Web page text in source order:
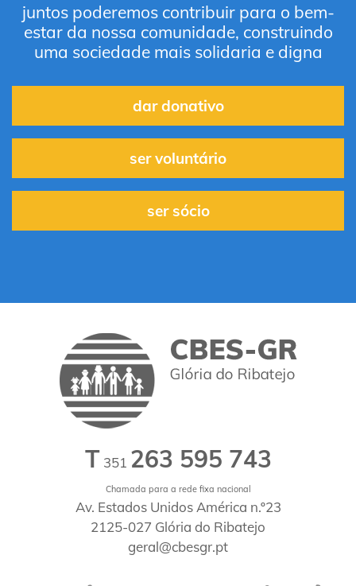
juntos poderemos contribuir para o bem-
estar da nossa comunidade, construindo
uma sociedade mais solidaria e digna
dar donativo
ser voluntário
ser sócio
T 351 263 595 743
Chamada para a rede fixa nacional
Av. Estados Unidos América n.º23
2125-027 Glória do Ribatejo
geral@cbesgr.pt